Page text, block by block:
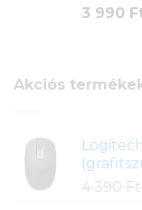
Értékelés
1
3 990
Akciós
4 390 Ft